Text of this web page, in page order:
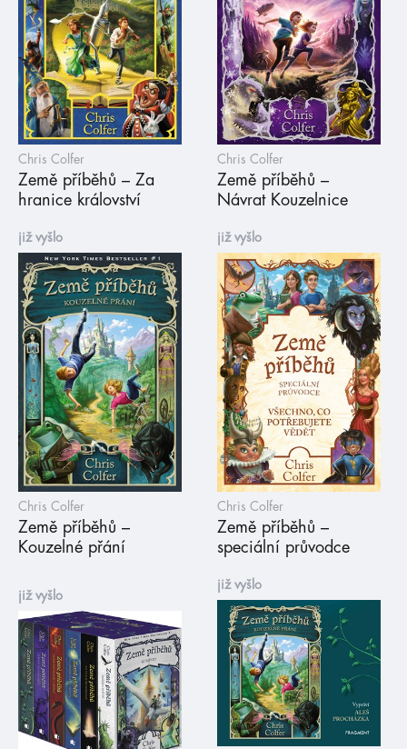
Chris Colfer
Země příběhů – Za
hranice království
Chris Colfer
Země příběhů –
Návrat Kouzelnice
již vyšlo
Chris Colfer
Země příběhů –
Kouzelné přání
již vyšlo
Chris Colfer
Země příběhů –
speciální průvodce
již vyšlo
již vyšlo